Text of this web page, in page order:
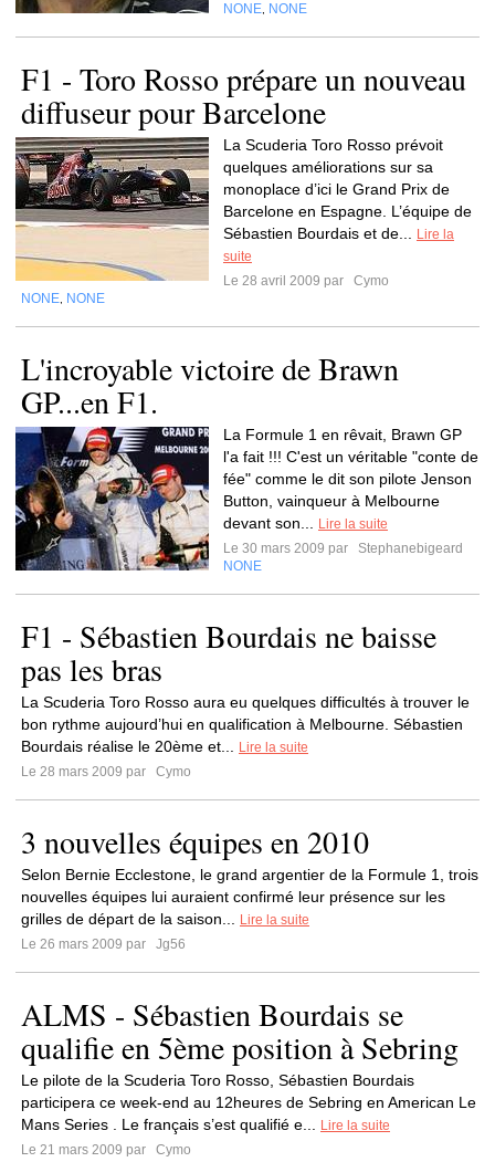
NONE NONE
F1 - Toro Rosso prépare un nouveau
diffuseur pour Barcelone
La Scuderia Toro Rosso prévoit
quelques améliorations sur sa
monoplace d’ici le Grand Prix de
Barcelone en Espagne. L’équipe de
Sébastien Bourdais et de...
Lire la
suite
Le 28 avril 2009 par
Cymo
NONE NONE
L'incroyable victoire de Brawn
GP...en F1.
La Formule 1 en rêvait, Brawn GP
l'a fait !!! C'est un véritable "conte de
fée" comme le dit son pilote Jenson
Button, vainqueur à Melbourne
devant son...
Lire la suite
Le 30 mars 2009 par
Stephanebigeard
NONE
F1 - Sébastien Bourdais ne baisse
pas les bras
La Scuderia Toro Rosso aura eu quelques difficultés à trouver le
bon rythme aujourd’hui en qualification à Melbourne. Sébastien
Bourdais réalise le 20ème et...
Lire la suite
Le 28 mars 2009 par
Cymo
3 nouvelles équipes en 2010
Selon Bernie Ecclestone, le grand argentier de la Formule 1, trois
nouvelles équipes lui auraient confirmé leur présence sur les
grilles de départ de la saison...
Lire la suite
Le 26 mars 2009 par
Jg56
ALMS - Sébastien Bourdais se
qualifie en 5ème position à Sebring
Le pilote de la Scuderia Toro Rosso, Sébastien Bourdais
participera ce week-end au 12heures de Sebring en American Le
Mans Series . Le français s’est qualifié e...
Lire la suite
Le 21 mars 2009 par
Cymo